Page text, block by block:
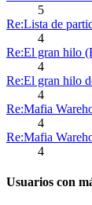
5
Re:Lista de
4
Re:El gran hilo
4
Re:El gran hilo
4
Re:Mafia
4
Re:Mafia
4
Usuarios con